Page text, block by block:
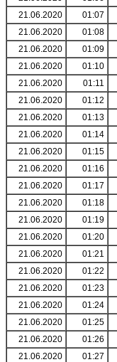
21.06.2020
01:07
21.06.2020
01:08
21.06.2020
01:09
21.06.2020
01:10
21.06.2020
01:11
21.06.2020
01:12
21.06.2020
01:13
21.06.2020
01:14
21.06.2020
01:15
21.06.2020
01:16
21.06.2020
01:17
21.06.2020
01:18
21.06.2020
01:19
21.06.2020
01:20
21.06.2020
01:21
21.06.2020
01:22
21.06.2020
01:23
21.06.2020
01:24
21.06.2020
01:25
21.06.2020
01:26
21.06.2020
01:27